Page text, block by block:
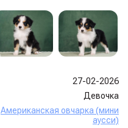
27-02-2026
Девочка
Американская овчарка (мини
аусси)